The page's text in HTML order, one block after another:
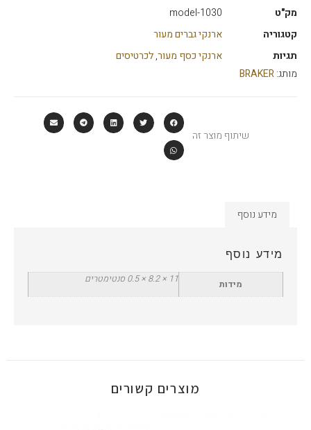
מק"ט
model-1030
קטגוריה
ארנקי גברים מעור
תגיות
ארנקי כסף מעור,לכרטיסים
מותג:BRAKER
שיתוף מוצר זה
מידע נוסף
מידע נוסף
מידות 11 × 8.2 × 0.5 סנטימטרים
מוצרים קשורים